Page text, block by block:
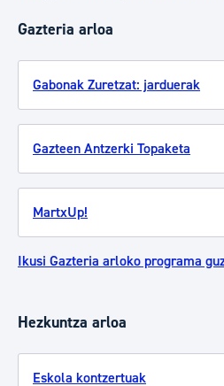
Gazteria arloa
Gabonak Zuretzat: jarduerak
Gazteen Antzerki Topaketa
MartxUp!
Ikusi Gazteria arloko programa
Hezkuntza arloa
Eskola kontzertuak